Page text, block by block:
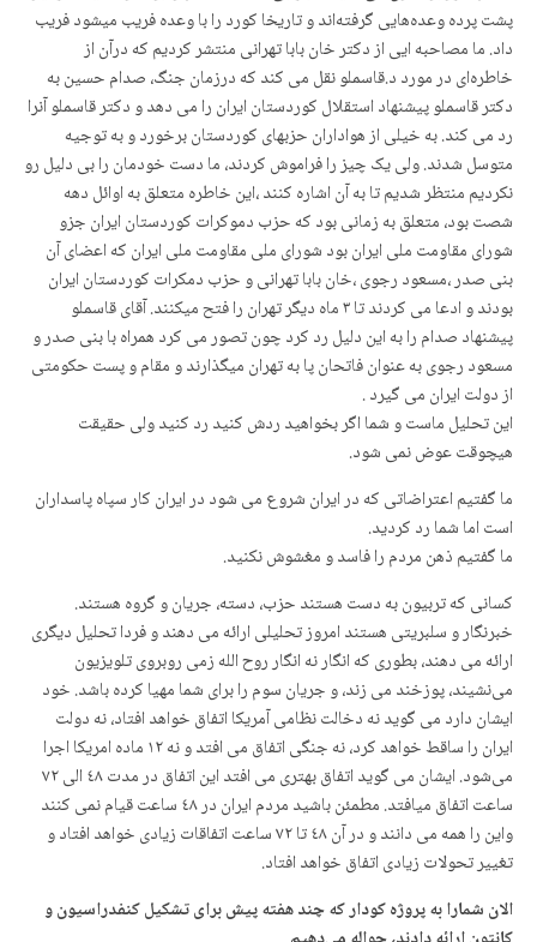
پشت پرده وعده‌هایی گرفتەاند و تاریخا کورد را با وعده فریب میشود فریب
داد. ما مصاحبه ایی از دکتر خان بابا تهرانی منتشر کردیم که درآن از
خاطرەای در مورد د.قاسملو نقل می کند که درزمان جنگ، صدام حسین به
دکتر قاسملو پیشنهاد استقلال کوردستان ایران را می دهد و دکتر قاسملو آنرا
رد می کند. به خیلی از هواداران حزبهای کوردستان برخورد و به توجیه
متوسل شدند. ولی یک چیز را فراموش کردند، ما دست خودمان را بی دلیل رو
نکردیم منتظر شدیم تا به آن اشاره کنند ،این خاطره متعلق به اوائل دهه
شصت بود، متعلق به زمانی بود که حزب دموکرات کوردستان ایران جزو
شورای مقاومت ملی ایران بود شورای ملی مقاومت ملی ایران که اعضای آن
بنی صدر ،مسعود رجوی ،خان بابا تهرانی و حزب دمکرات کوردستان ایران
بودند و ادعا می کردند تا ٣ ماه دیگر تهران را فتح میکنند. آقای قاسملو
پیشنهاد صدام را به این دلیل رد کرد چون تصور می کرد همراه با بنی صدر و
مسعود رجوی به عنوان فاتحان پا به تهران میگذارند و مقام و پست حکومتی
از دولت ایران می گیرد .
این تحلیل ماست و شما اگر بخواهید ردش کنید رد کنید ولی حقیقت
هیچوقت عوض نمی شود.
ما گفتیم اعتراضاتی که در ایران شروع می شود در ایران کار سپاه پاسداران
است اما شما رد کردید.
ما گفتیم ذهن مردم را فاسد و مغشوش نکنید.
کسانی که تربیون به دست هستند حزب، دسته، جریان و گروه هستند.
خبرنگار و سلبریتی هستند امروز تحلیلی ارائه می دهند و فردا تحلیل دیگری
ارائه می دهند، بطوری که انگار نه انگار روح الله زمی روبروی تلویزیون
می‌نشیند، پوزخند می زند، و جریان سوم را برای شما مهیا کرده باشد. خود
ایشان دارد می گوید نه دخالت نظامی آمریکا اتفاق خواهد افتاد، نه دولت
ایران را ساقط خواهد کرد، نه جنگی اتفاق می افتد و نه ١٢ ماده امریکا اجرا
می‌شود. ایشان می گوید اتفاق بهتری می افتد این اتفاق در مدت ٤٨ الی ٧٢
ساعت اتفاق میافتد. مطمئن باشید مردم ایران در ٤٨ ساعت قیام نمی کنند
واین را همه می دانند و در آن ٤٨ تا ٧٢ ساعت اتفاقات زیادی خواهد افتاد و
تغییر تحولات زیادی اتفاق خواهد افتاد.
الان شمارا به پروژه کودار که چند هفته پیش برای تشکیل کنفدراسیون و